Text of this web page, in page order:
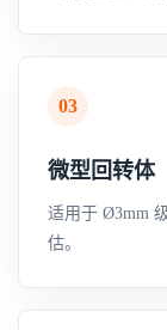
03
微型回转体
适用于 Ø3mm
估。